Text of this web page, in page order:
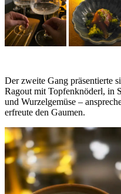
Der zweite Gang präsentierte
Ragout mit Topfenknöderl, in
und Wurzelgemüse –
erfreute den Gaumen.